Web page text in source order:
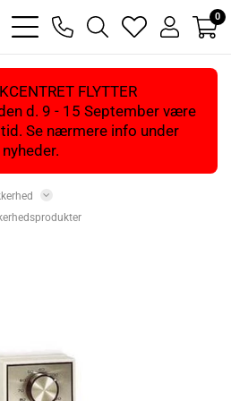
bars
light
phone
magnifying
glass
heart
light
user
light
0
FLYTTER
d. 9 - 15 September være
Se nærmere info under
nyheder.